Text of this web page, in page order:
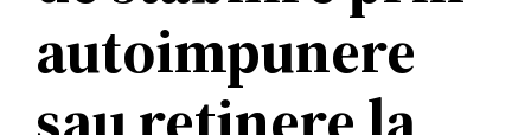
autoimpunere